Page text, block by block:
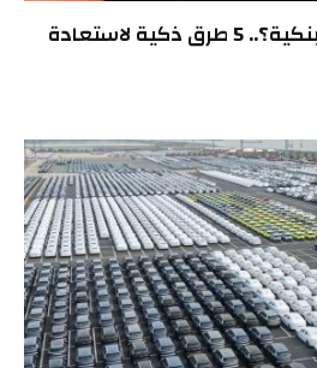
كيف تخدّرنا البطاقات البنكية؟.. 5 طرق ذكية لاستعادة